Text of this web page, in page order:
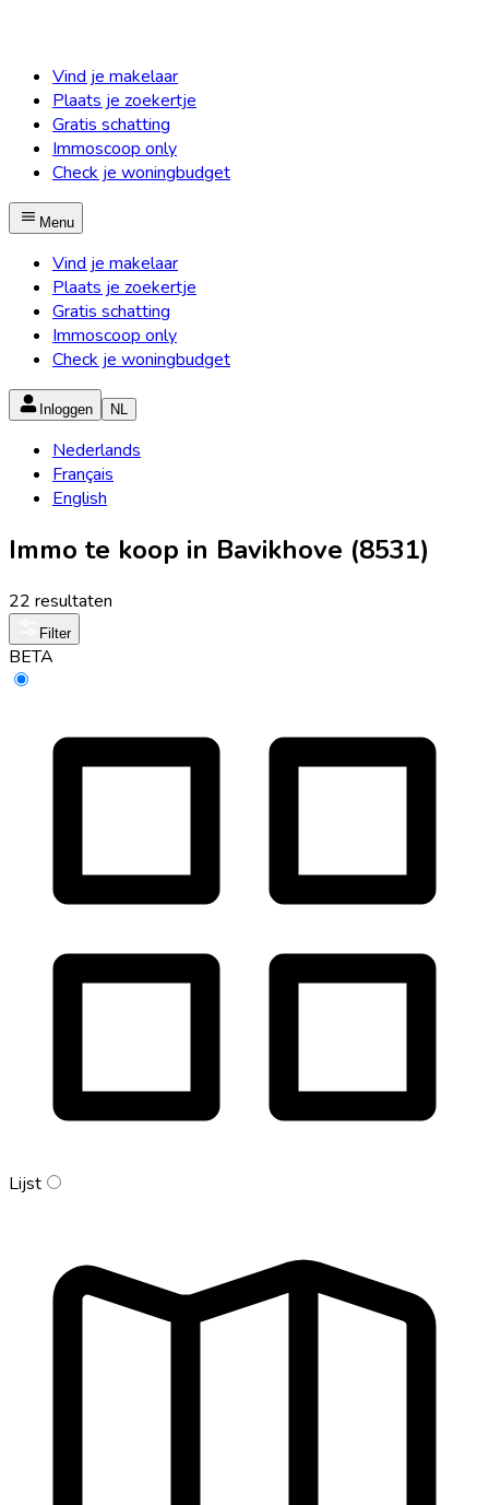
Vind je makelaar
Plaats je zoekertje
Gratis schatting
Immoscoop only
Check je woningbudget
Menu
Vind je makelaar
Plaats je zoekertje
Gratis schatting
Immoscoop only
Check je woningbudget
Inloggen NL
Nederlands
Français
English
Immo te koop in Bavikhove (8531)
22 resultaten
Filter
BETA
Lijst